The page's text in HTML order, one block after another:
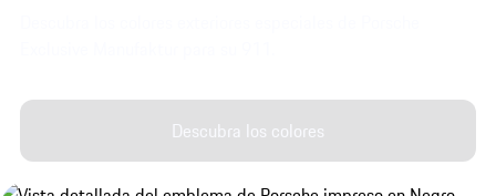
Descubra los colores